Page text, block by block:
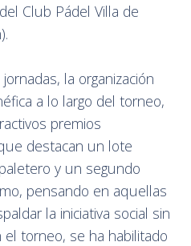
Club Pádel Villa de
la organización
a lo largo del torneo,
premios
destacan un lote
y un segundo
pensando en aquellas
la iniciativa social sin
torneo, se ha habilitado